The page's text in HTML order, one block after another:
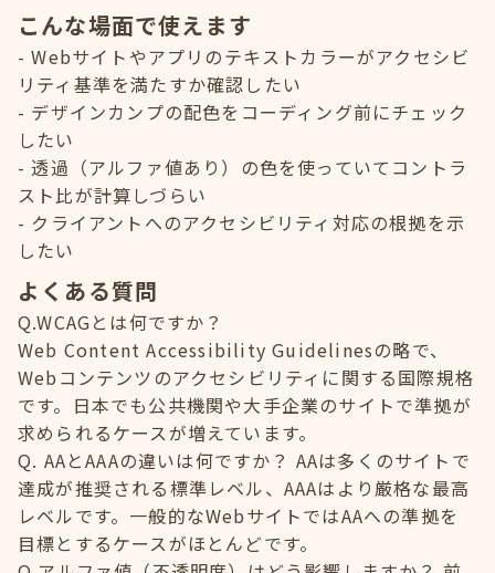
こんな場面で使えます
Webサイトやアプリのテキストカラーがアクセシビ
リティ基準を満たすか確認したい
デザインカンプの配色をコーディング前にチェック
したい
透過（アルファ値あり）の色を使っていてコントラ
スト比が計算しづらい
クライアントへのアクセシビリティ対応の根拠を示
したい
よくある質問
Q.WCAGとは何ですか？
Web Content Accessibility Guidelinesの略で、
Webコンテンツのアクセシビリティに関する国際規格
です。日本でも公共機関や大手企業のサイトで準拠が
求められるケースが増えています。
Q. AAとAAAの違いは何ですか？ AAは多くのサイトで
達成が推奨される標準レベル、AAAはより厳格な最高
レベルです。一般的なWebサイトではAAへの準拠を
目標とするケースがほとんどです。